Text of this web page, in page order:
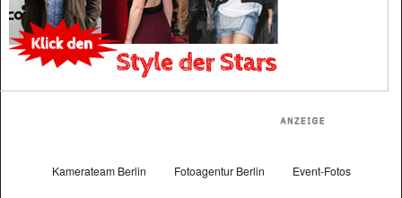
Kamerateam Berlin Fotoagentur Berlin Event-Fotos